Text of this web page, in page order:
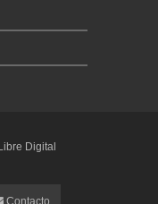
Digital
Contacto